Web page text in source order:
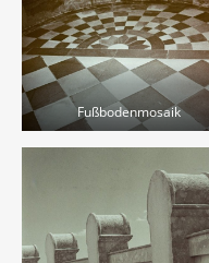
Fußbodenmosaik